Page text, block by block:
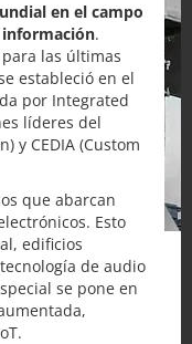
en el campo
información.
las últimas
estableció en el
por Integrated
líderes del
y CEDIA (Custom
que abarcan
Esto
edificios
de audio
se pone en